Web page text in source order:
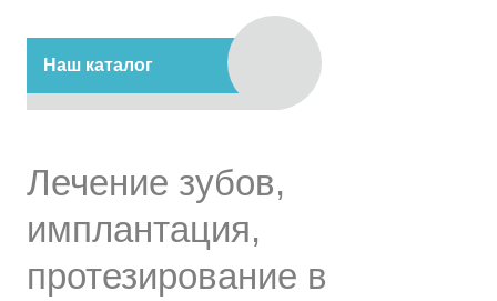
Наш каталог
Лечение зубов,
имплантация,
протезирование в